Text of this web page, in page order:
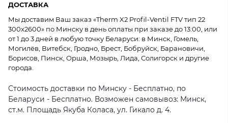
ДОСТАВКА
Мы доставим Ваш заказ «Therm X2 Profil-Ventil FTV тип 22
300x2600» по Минску в день оплаты при заказе до 13:00, или
от 1 до 3 дней в любую точку Беларуси: в Минск, Гомель,
Могилёв, Витебск, Гродно, Брест, Бобруйск, Барановичи,
Борисов, Пинск, Орша, Мозырь, Лида, Солигорск и другие
города.
Стоимость доставки по Минску - Бесплатно, по
Беларуси - Бесплатно. Возможен самовывоз: Минск,
ст.м. Площадь Якуба Коласа, ул. Гикало д. 4.